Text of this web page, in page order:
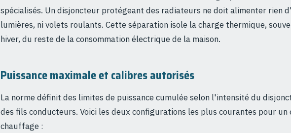
spécialisés. Un disjoncteur protégeant des radiateurs ne doit alimenter rien
lumières, ni volets roulants. Cette séparation isole la charge thermique,
hiver, du reste de la consommation électrique de la maison.
Puissance maximale et calibres autorisés
La norme définit des limites de puissance cumulée selon l'intensité du
des fils conducteurs. Voici les deux configurations les plus courantes pour un
chauffage :